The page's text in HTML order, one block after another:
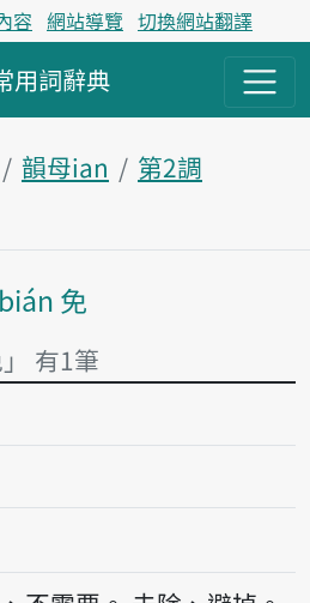
容 網站導覽 切換網站翻譯
用詞辭典
韻母ian
第2調
主內容區塊
bián 免
有1筆
音讀bián